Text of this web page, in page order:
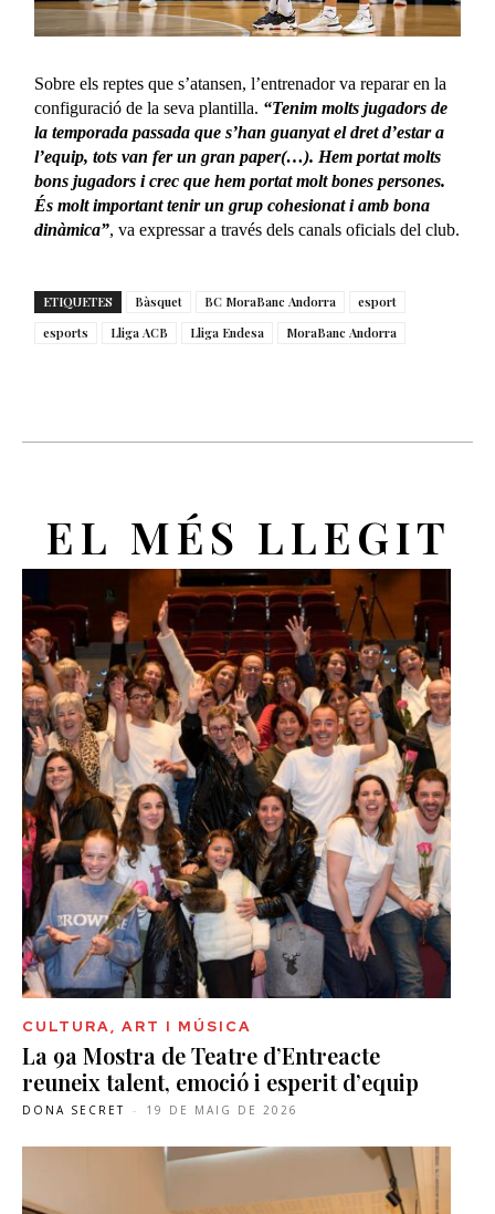
Sobre els reptes que s’atansen, l’entrenador va reparar en la
configuració de la seva plantilla. “Tenim molts jugadors de
la temporada passada que s’han guanyat el dret d’estar a
l’equip, tots van fer un gran paper(…). Hem portat molts
bons jugadors i crec que hem portat molt bones persones.
És molt important tenir un grup cohesionat i amb bona
dinàmica”, va expressar a través dels canals oficials del club.
ETIQUETES Bàsquet BC MoraBanc Andorra
esport
esports
Lliga ACB Lliga Endesa MoraBanc Andorra
EL MÉS LLEGIT
CULTURA, ART I MÚSICA
La 9a Mostra de Teatre d’Entreacte
reuneix talent, emoció i esperit d’equip
DONA SECRET - 19 DE MAIG DE 2026